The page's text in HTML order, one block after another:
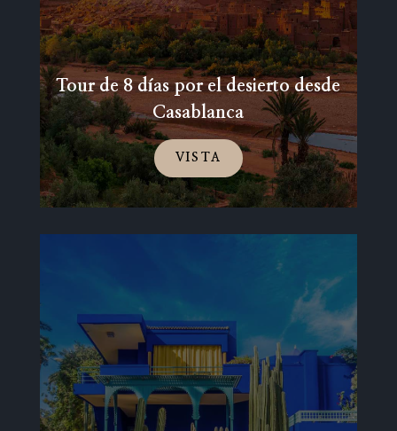
Tour de 8 días por el desierto desde
Casablanca
VISTA